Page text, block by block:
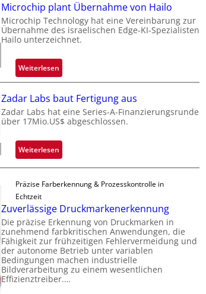
a
c
k
o
e
ü
b
r
m
t
D
a
r
k
V
Microchip plant Übernahme von Hailo
Microchip Technology hat eine Vereinbarung zur
Übernahme des israelischen Edge-KI-Spezialisten
Hailo unterzeichnet.
Weiterlesen:
M
c
r
c
h
i
l
n
t
Ü
b
e
Zadar Labs baut Fertigung aus
Zadar Labs hat eine Series-A-Finanzierungsrunde
über 17Mio.US$ abgeschlossen.
Weiterlesen:
Z
d
r
L
a
b
s
b
Präzise Farberkennung & Prozesskontrolle in
Echtzeit
Zuverlässige Druckmarkenerkennung
Die präzise Erkennung von Druckmarken in
zunehmend farbkritischen Anwendungen, die
Fähigkeit zur frühzeitigen Fehlervermeidung und
der autonome Betrieb unter variablen
Bedingungen machen industrielle
Bildverarbeitung zu einem wesentlichen
Effizienztreiber.…